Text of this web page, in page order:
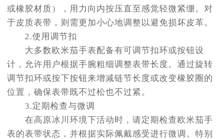
昆明市盘龙区北京路928号同德昆明广场写字楼10层06室（需提前预约）
西安市碑林区南关正街88号华侨城长安国际中心E座6楼10室（需提前预约）
海口市龙华区金贸东路5号海口华润大厦B座17层1707室（需提前预约）
唐山市路南区新华东道100号万达广场写字楼A座10层1002室（需提前预约）
甘肃省兰州市七里河区西津西路16号兰州中心写字楼21层2102室（需提前预约）
重庆市解放碑渝中区民权路28号英利国际金融中心写字楼20层01室（需提前预约）
或橡胶材质），用力向内按压直至感觉轻微紧绷。对
于皮质表带，则需更加小心地调整以避免损坏皮革。
2.使用调节扣
大多数欧米茄手表配备有可调节扣环或按钮设
计，允许用户根据手腕粗细调整表带长度。通过旋转
调节扣环或按下按钮来增减链节长度或改变橡胶圈的
位置，确保表带既不过松也不过紧。
3.定期检查与微调
在高原冰川环境下活动时，请定期检查欧米茄手
表的表带状态，并根据实际佩戴感受进行微调。特别